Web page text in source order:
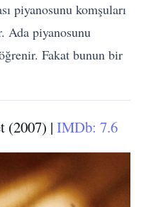
piyanosunu komşuları
Ada piyanosunu
Fakat bunun bir
(2007) |IMDb: 7.6